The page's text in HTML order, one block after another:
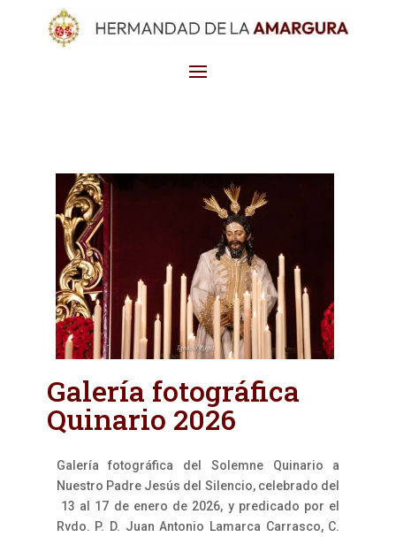
Galería fotográfica
Quinario 2026
Galería fotográfica del Solemne Quinario a
Nuestro Padre Jesús del Silencio, celebrado del
13 al 17 de enero de 2026, y predicado por el
Rvdo. P. D. Juan Antonio Lamarca Carrasco, C.